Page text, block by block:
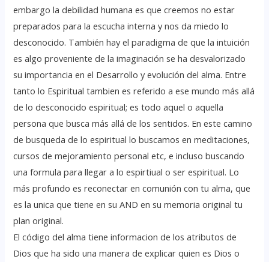
embargo la debilidad humana es que creemos no estar
preparados para la escucha interna y nos da miedo lo
desconocido. También hay el paradigma de que la intuición
es algo proveniente de la imaginación se ha desvalorizado
su importancia en el Desarrollo y evolución del alma. Entre
tanto lo Espiritual tambien es referido a ese mundo más allá
de lo desconocido espiritual; es todo aquel o aquella
persona que busca más allá de los sentidos. En este camino
de busqueda de lo espiritual lo buscamos en meditaciones,
cursos de mejoramiento personal etc, e incluso buscando
una formula para llegar a lo espirtiual o ser espiritual. Lo
más profundo es reconectar en comunión con tu alma, que
es la unica que tiene en su AND en su memoria original tu
plan original.
El código del alma tiene informacion de los atributos de
Dios que ha sido una manera de explicar quien es Dios o